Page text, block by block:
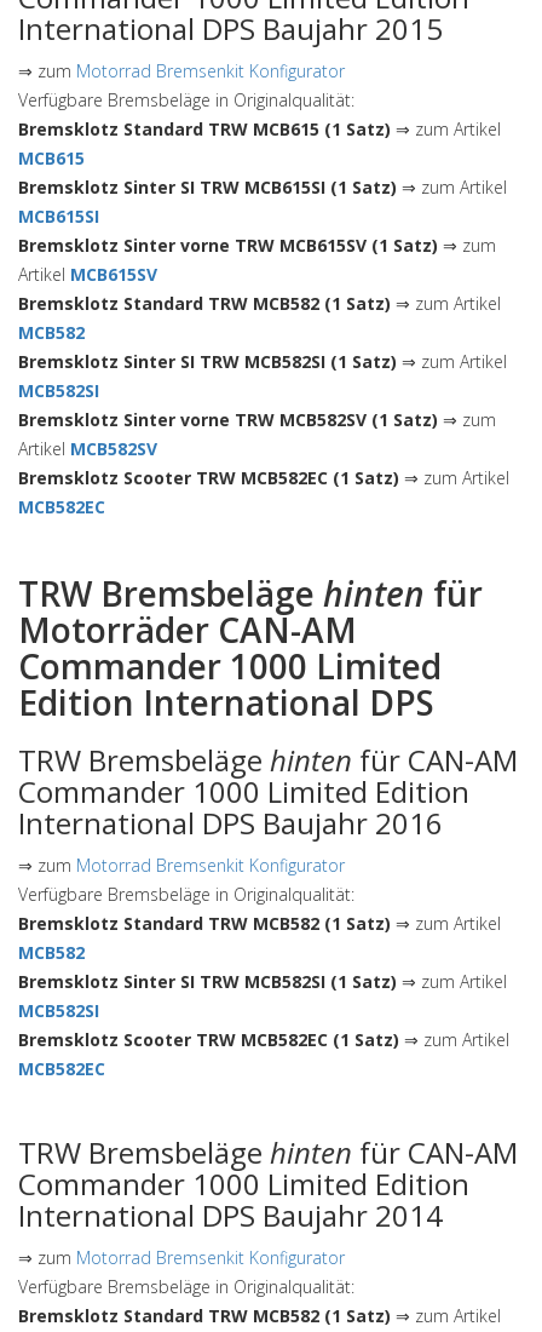
International DPS Baujahr 2015
⇒ zum Motorrad Bremsenkit Konfigurator
Verfügbare Bremsbeläge in Originalqualität:
Bremsklotz Standard TRW MCB615 (1 Satz) ⇒ zum Artikel
MCB615
Bremsklotz Sinter SI TRW MCB615SI (1 Satz) ⇒ zum Artikel
MCB615SI
Bremsklotz Sinter vorne TRW MCB615SV (1 Satz) ⇒ zum
Artikel MCB615SV
Bremsklotz Standard TRW MCB582 (1 Satz) ⇒ zum Artikel
MCB582
Bremsklotz Sinter SI TRW MCB582SI (1 Satz) ⇒ zum Artikel
MCB582SI
Bremsklotz Sinter vorne TRW MCB582SV (1 Satz) ⇒ zum
Artikel MCB582SV
Bremsklotz Scooter TRW MCB582EC (1 Satz) ⇒ zum Artikel
MCB582EC
TRW Bremsbeläge hinten für
Motorräder CAN-AM
Commander 1000 Limited
Edition International DPS
TRW Bremsbeläge hinten für CAN-AM
Commander 1000 Limited Edition
International DPS Baujahr 2016
⇒ zum Motorrad Bremsenkit Konfigurator
Verfügbare Bremsbeläge in Originalqualität:
Bremsklotz Standard TRW MCB582 (1 Satz) ⇒ zum Artikel
MCB582
Bremsklotz Sinter SI TRW MCB582SI (1 Satz) ⇒ zum Artikel
MCB582SI
Bremsklotz Scooter TRW MCB582EC (1 Satz) ⇒ zum Artikel
MCB582EC
TRW Bremsbeläge hinten für CAN-AM
Commander 1000 Limited Edition
International DPS Baujahr 2014
⇒ zum Motorrad Bremsenkit Konfigurator
Verfügbare Bremsbeläge in Originalqualität:
Bremsklotz Standard TRW MCB582 (1 Satz) ⇒ zum Artikel